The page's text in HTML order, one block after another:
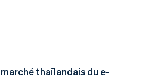
thaïlandais du e-